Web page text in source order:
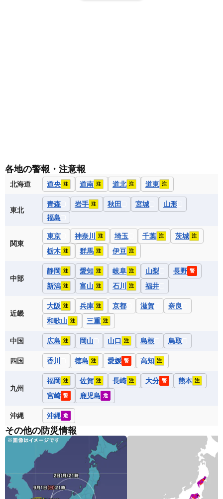
各地の警報・注意報
北海道 道央 注 道南 注 道北 注 道東 注
東北
青森 岩手 注 秋田 宮城
山形
福島
関東
東京 神奈川 注 埼玉 千葉 注 茨城 注
栃木 注 群馬 注 伊豆 注
中部
静岡 注 愛知 注 岐阜 注 山梨 長野 警
新潟 注 富山 注 石川 注 福井
近畿
大阪 注 兵庫 注 京都 滋賀
奈良
和歌山 注 三重 注
中国 広島 注 岡山 山口 注 島根 鳥取
四国 香川 徳島 注 愛媛 警 高知 注
九州
福岡 注 佐賀 注 長崎 注 大分 警 熊本 注
宮崎 警 鹿児島 危
沖縄 沖縄 危
その他の防災情報